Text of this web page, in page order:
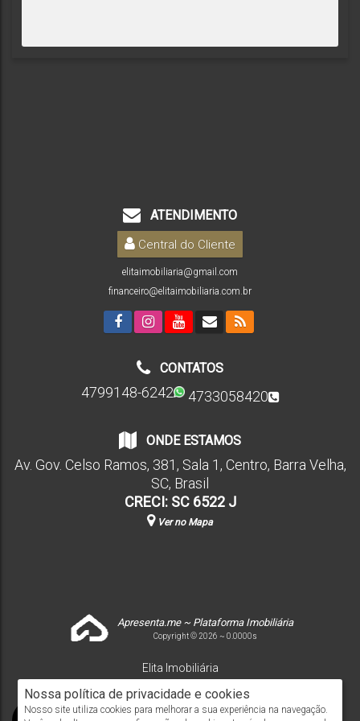
Nossa política de privacidade e cookies
Nosso site utiliza cookies para melhorar a sua experiência na navegação.
ATENDIMENTO
Central do Cliente
elitaimobiliaria@gmail.com
financeiro@elitaimobiliaria.com.br
CONTATOS
4799148-6242 4733058420
ONDE ESTAMOS
Av. Gov. Celso Ramos, 381 , Sala 1 , Centro, Barra Velha,
SC, Brasil
CRECI: SC 6522 J
Ver no Mapa
Apresenta.me ~ Plataforma Imobiliária
Copyright © 2026 ~ 0.0000s
Elita Imobiliária